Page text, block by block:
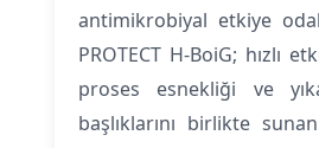
antimikrobiyal etkiye
PROTECT H-BoiG; hızlı
proses esnekliği ve
başlıklarını birlikte